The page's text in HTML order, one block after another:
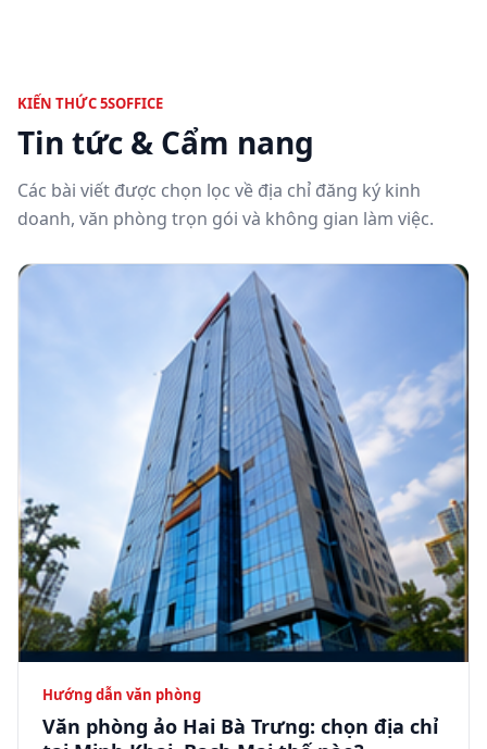
KIẾN THỨC 5SOFFICE
Tin tức & Cẩm nang
Các bài viết được chọn lọc về địa chỉ đăng ký kinh
doanh, văn phòng trọn gói và không gian làm việc.
Hướng dẫn văn phòng
Văn phòng ảo Hai Bà Trưng: chọn địa chỉ